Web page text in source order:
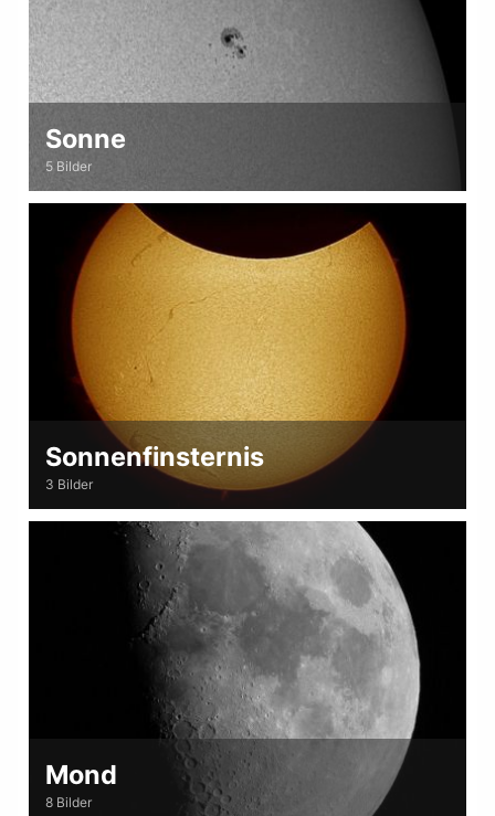
Sonne
5 Bilder
Sonnenfinsternis
3 Bilder
Mond
8 Bilder